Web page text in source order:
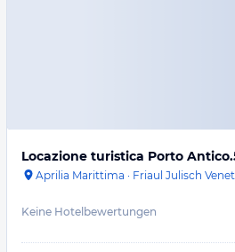
Locazione turistica Porto
Aprilia Marittima · Friaul Julisch
Keine Hotelbewertungen